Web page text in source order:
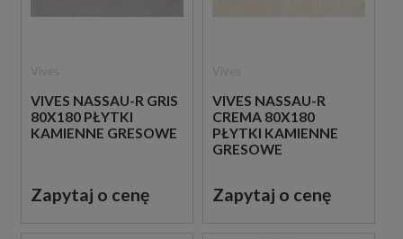
VIVES NASSAU-R GRIS
80X180 PŁYTKI
KAMIENNE GRESOWE
Zapytaj o cenę
VIVES NASSAU-R
CREMA 80X180
PŁYTKI KAMIENNE
GRESOWE
Zapytaj o cenę